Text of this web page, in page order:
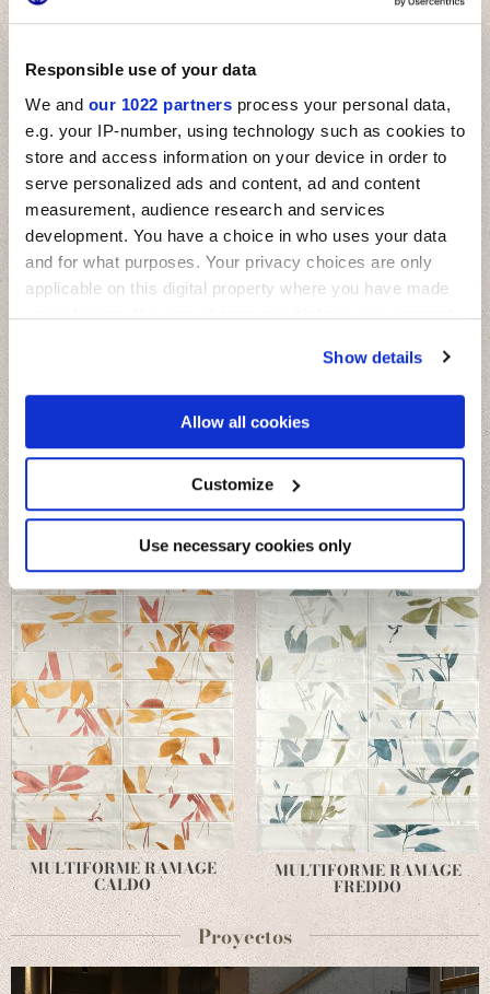
Responsible use of your data
We and our 1022 partners process your personal data,
e.g. your IP-number, using technology such as cookies to
store and access information on your device in order to
serve personalized ads and content, ad and content
measurement, audience research and services
development. You have a choice in who uses your data
and for what purposes. Your privacy choices are only
applicable on this digital property where you have made
your choices. You can change or withdraw your consent
If you allow, we would also like to:
Collect information about your geographical
location which can be accurate to within several
Identify your device by actively scanning it for
specific characteristics (fingerprinting)
Find out more about how your personal data is processed
and set your preferences in thedetails section.
We use cookies to personalise content and ads, to
provide social media features and to analyse our traffic.
We also share information about your use of our site with
our social media, advertising and analytics partners who
may combine it with other information that you’ve
provided to them or that they’ve collected from your use
of their services.
Show details
Allow all cookies
Customize
Use necessary cookies only
MULTIFORME AGATA MULTIFORME OSSIDIANA
DECORACIONES Y MOSAICOS
Otras decoraciones
MULTIFORME RAMAGE
CALDO
MULTIFORME RAMAGE
FREDDO
Proyectos